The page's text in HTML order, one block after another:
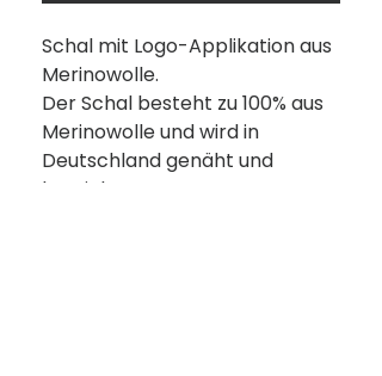
Schal mit Logo-Applikation aus
Merinowolle.
Der Schal besteht zu 100% aus
Merinowolle und wird in
Deutschland genäht und
bestickt.